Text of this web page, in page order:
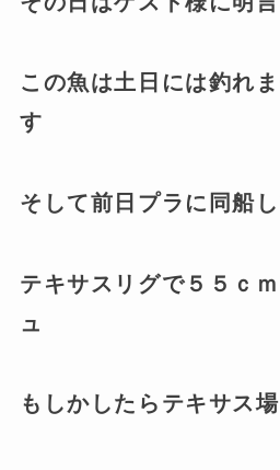
この魚は土日には釣れ
す
そして前日プラに同船
テキサスリグで５５ｃ
ュ
もしかしたらテキサス